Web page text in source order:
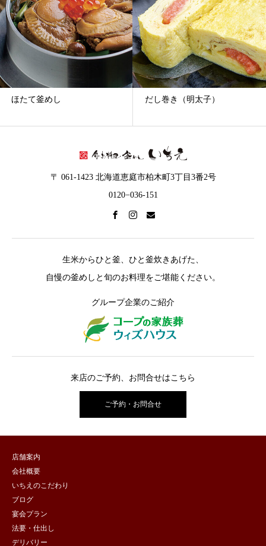
ほたて釜めし だし巻き（明太子）
〒 061-1423 北海道恵庭市柏木町3丁目3番2号
0120−036-151
生米からひと釜、ひと釜炊きあげた、
自慢の釜めしと旬のお料理をご堪能ください。
グループ企業のご紹介
来店のご予約、お問合せはこちら
ご予約・お問合せ
店舗案内
会社概要
いちえのこだわり
ブログ
宴会プラン
法要・仕出し
デリバリー